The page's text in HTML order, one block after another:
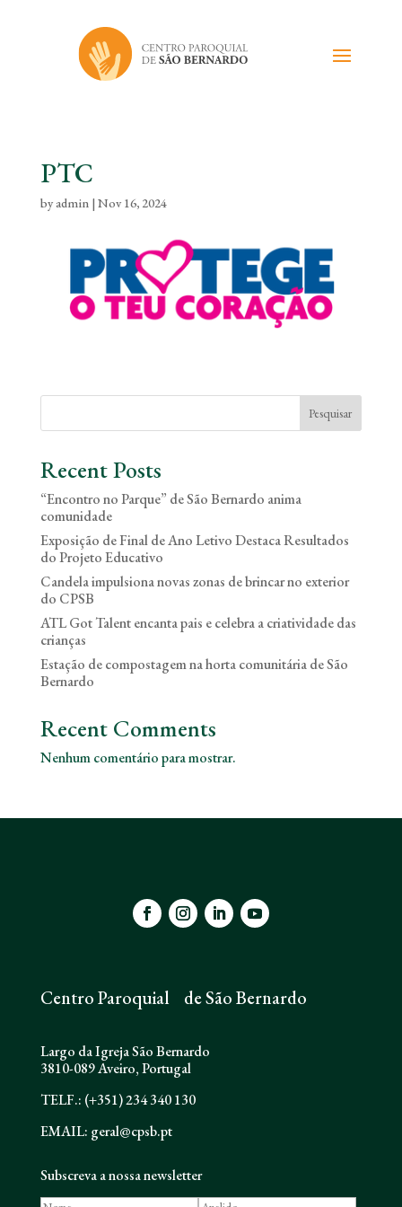
PTC
byadmin| Nov 16, 2024
Pesquisar
Recent Posts
“Encontro no Parque” de São Bernardo anima
comunidade
Exposição de Final de Ano Letivo Destaca Resultados
do Projeto Educativo
Candela impulsiona novas zonas de brincar no exterior
do CPSB
ATL Got Talent encanta pais e celebra a criatividade das
crianças
Estação de compostagem na horta comunitária de São
Bernardo
Recent Comments
Nenhum comentário para mostrar.
Centro Paroquial de São Bernardo
Largo da Igreja São Bernardo
3810-089 Aveiro, Portugal
TELF.: (+351) 234 340 130
EMAIL: geral@cpsb.pt
Subscreva a nossa newsletter